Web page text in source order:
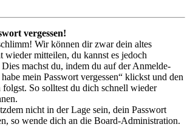
vergessen!
Wir können dir zwar dein altes
wieder mitteilen, du kannst es jedoch
machst du, indem du auf der Anmelde-
mein Passwort vergessen“ klickst und den
So solltest du dich schnell wieder
nicht in der Lage sein, dein Passwort
so wende dich an die Board-Administration.